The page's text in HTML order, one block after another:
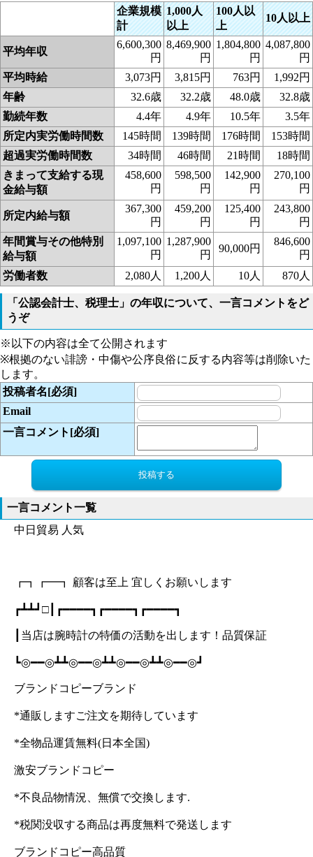
企業規模
計
1,000人
以上
100人以
上
10人以上
平均年収
6,600,300
円
8,469,900
円
1,804,800
円
4,087,800
円
平均時給
3,073円 3,815円 763円
1,992円
年齢
32.6歳 32.2歳 48.0歳
32.8歳
勤続年数
4.4年 4.9年 10.5年
3.5年
所定内実労働時間数
145時間 139時間 176時間
153時間
超過実労働時間数
34時間 46時間 21時間
18時間
きまって支給する現
金給与額
458,600
円
598,500
円
142,900
円
270,100
円
所定内給与額
367,300
円
459,200
円
125,400
円
243,800
円
年間賞与その他特別
給与額
1,097,100
円
1,287,900
円
90,000円
846,600
円
労働者数
2,080人 1,200人 10人 870人
「公認会計士、税理士」の年収について、一言コメントをど
うぞ
※以下の内容は全て公開されます
※根拠のない誹謗・中傷や公序良俗に反する内容等は削除いた
します。
投稿者名[必須]
Email
一言コメント[必須]
一言コメント一覧
中日貿易 人気
┏┓┏━┓ 顧客は至上 宜しくお願いします
┏┻┻┛□┃┏━━━━┓┏━━━━┓┏━━━━┓
┃当店は腕時計の特価の活動を出します！品質保証
┗◎━━◎┻┻◎━━◎┻┻◎━━◎┻┻◎━━◎┛
ブランドコピーブランド
*通販しますご注文を期待しています
*全物品運賃無料(日本全国)
激安ブランドコピー
*不良品物情況、無償で交換します.
*税関没収する商品は再度無料で発送します
ブランドコピー高品質